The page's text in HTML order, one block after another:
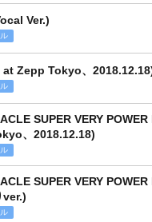
Ver.)
at Zepp Tokyo、
SUPER VERY
、2018.12.18)
SUPER VERY
ver.)